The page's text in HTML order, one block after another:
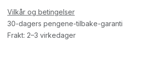
Vilkår og betingelser
30-dagers pengene-tilbake-garanti
Frakt: 2–3 virkedager